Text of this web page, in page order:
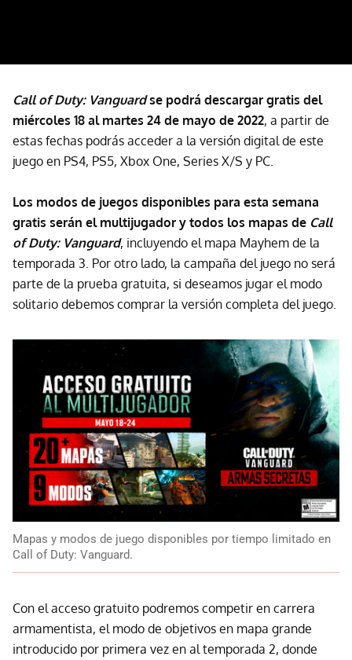
Call of Duty: Vanguardse podrá descargar gratis del
miércoles 18 al martes 24 de mayo de 2022, a partir de
estas fechas podrás acceder a la versión digital de este
juego en PS4, PS5, Xbox One, Series X/S y PC.
Los modos de juegos disponibles para esta semana
gratis serán el multijugador y todos los mapas de Call
of Duty: Vanguard, incluyendo el mapa Mayhem de la
temporada 3. Por otro lado, la campaña del juego no será
parte de la prueba gratuita, si deseamos jugar el modo
solitario debemos comprar la versión completa del juego.
Mapas y modos de juego disponibles por tiempo limitado en
Call of Duty: Vanguard.
Con el acceso gratuito podremos competir en carrera
armamentista, el modo de objetivos en mapa grande
introducido por primera vez en al temporada 2, donde